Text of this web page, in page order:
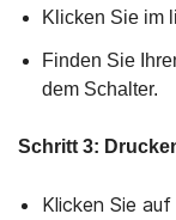
Klicken Sie im
Finden Sie
dem Schalter.
Schritt 3:
Klicken Sie